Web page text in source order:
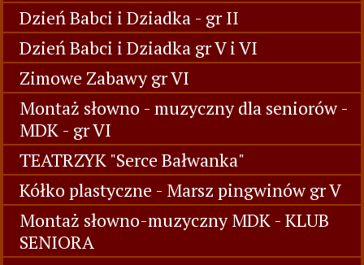
Dzień Babci i Dziadka - gr II
Dzień Babci i Dziadka gr V i VI
Zimowe Zabawy gr VI
Montaż słowno - muzyczny dla seniorów -
MDK - gr VI
TEATRZYK "Serce Bałwanka"
Kółko plastyczne - Marsz pingwinów gr V
Montaż słowno-muzyczny MDK - KLUB
SENIORA